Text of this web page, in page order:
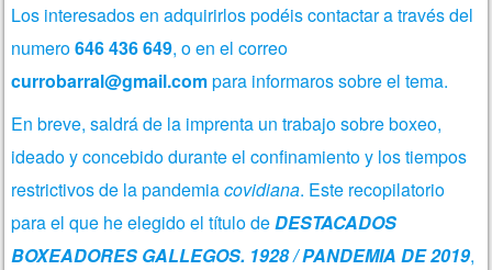
Los interesados en adquirirlos podéis contactar a través del
numero646 436 649, o en el correo
currobarral@gmail.compara informaros sobre el tema.
En breve, saldrá de la imprenta un trabajo sobre boxeo,
ideado y concebido durante el confinamiento y los tiempos
restrictivos de la pandemiacovidiana. Este recopilatorio
para el que he elegido el título deDESTACADOS
BOXEADORES GALLEGOS. 1928 / PANDEMIA DE 2019,